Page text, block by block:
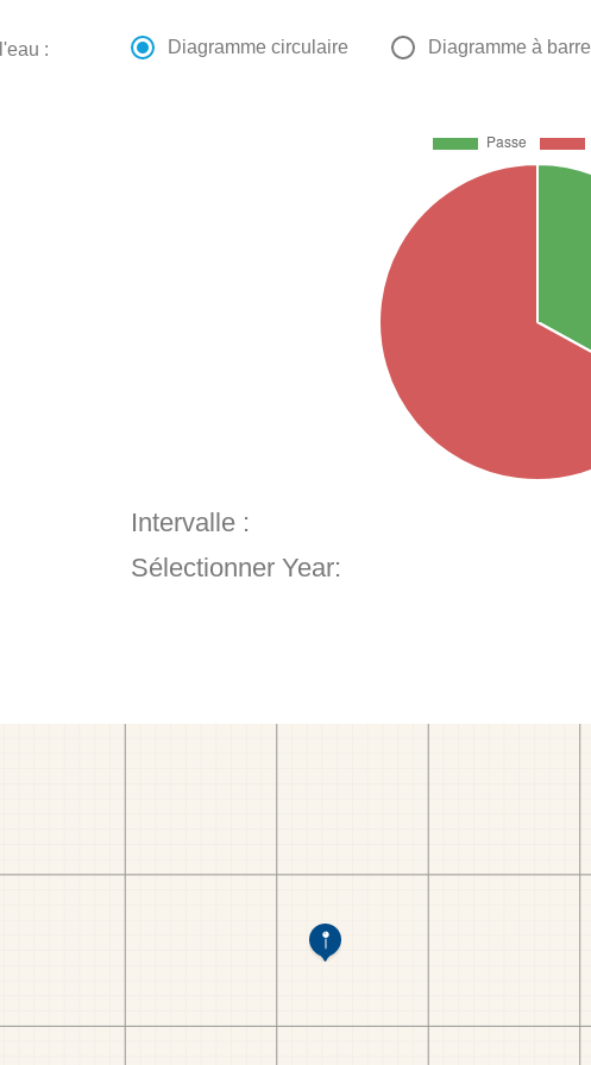
: Diagramme circulaire Diagramme à
Intervalle :
Sélectionner Year: